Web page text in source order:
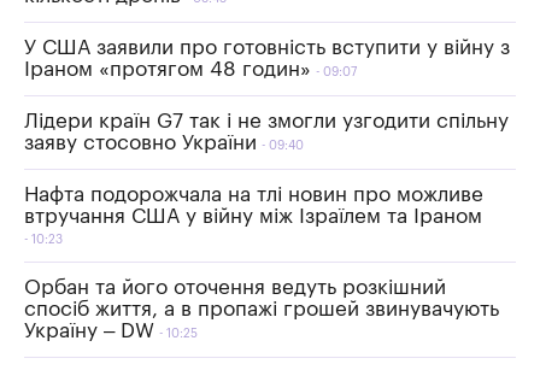
У США заявили про готовність вступити у війну з
Іраном «протягом 48 годин»
09:07
Лідери країн G7 так і не змогли узгодити спільну
заяву стосовно України
09:40
Нафта подорожчала на тлі новин про можливе
втручання США у війну між Ізраїлем та Іраном
10:23
Орбан та його оточення ведуть розкішний
спосіб життя, а в пропажі грошей звинувачують
Україну – DW
10:25